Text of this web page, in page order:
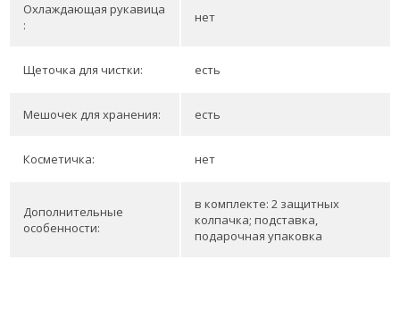
Охлаждающая рукавица
:
нет
Щеточка для чистки: есть
Мешочек для хранения: есть
Косметичка: нет
Дополнительные
особенности:
в комплекте: 2 защитных
колпачка; подставка,
подарочная упаковка